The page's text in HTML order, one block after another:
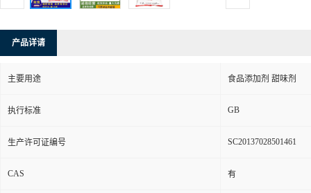
产品详请
主要用途 食品添加剂 甜味剂
执行标准 GB
生产许可证编号 SC20137028501461
CAS 有